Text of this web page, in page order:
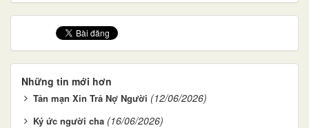
Những tin mới hơn
Tản mạn Xin Trả Nợ Người (12/06/2026)
Ký ức người cha (16/06/2026)